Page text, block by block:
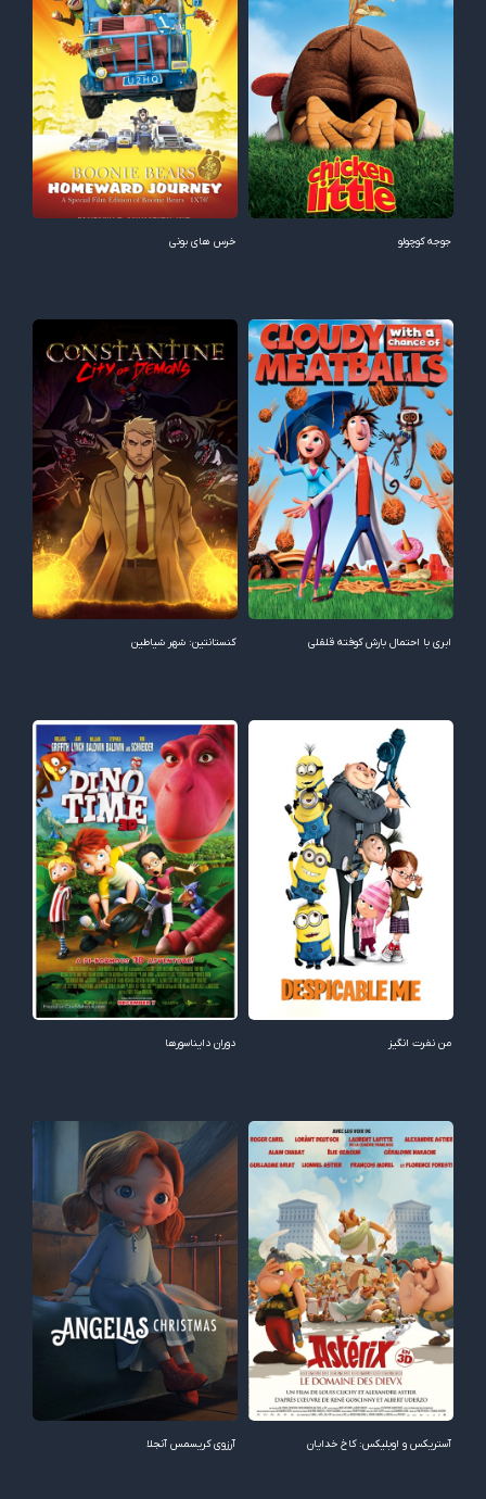
جوجه کوچولو خرس های بونی
ابری با احتمال بارش کوفته قلقلی کنستانتین: شهر شیاطین
من نفرت‌ انگیز دوران دایناسورها
آستریکس و اوبلیکس: کاخ خدایان آرزوی کریسمس آنجلا